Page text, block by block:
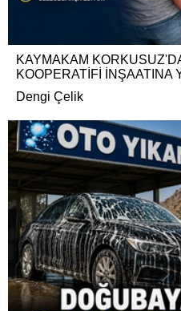
KAYMAKAM
KOOPERATİFİ İNŞAATINA
Dengi Çelik